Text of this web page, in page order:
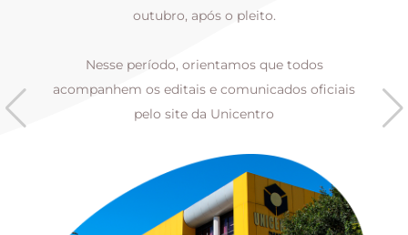
outubro, após o pleito.
Nesse período, orientamos que todos
acompanhem os editais e comunicados oficiais
pelo site da Unicentro